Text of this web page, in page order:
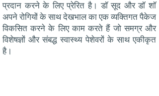
प्रदान करने के लिए प्रेरित है। डॉ सूद और डॉ शॉ
अपने रोगियों के साथ देखभाल का एक व्यक्तिगत पैकेज
विकसित करने के लिए काम करते हैं जो समग्र और
विशेषज्ञों और संबद्ध स्वास्थ्य पेशेवरों के साथ एकीकृत
है।